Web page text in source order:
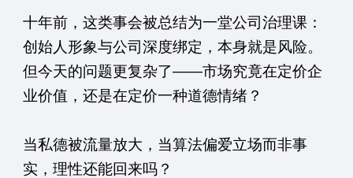
十年前，这类事会被总结为一堂公司治理课：
创始人形象与公司深度绑定，本身就是风险。
但今天的问题更复杂了——市场究竟在定价企
业价值，还是在定价一种道德情绪？
当私德被流量放大，当算法偏爱立场而非事
实，理性还能回来吗？